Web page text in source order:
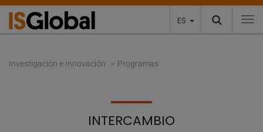
ES
Investigación e Innovación Programas
INTERCAMBIO